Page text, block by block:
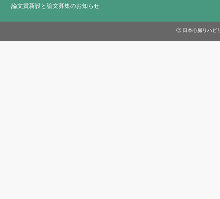
論文賞新設と論文募集のお知らせ
Ⓒ 日本心臓リハビ